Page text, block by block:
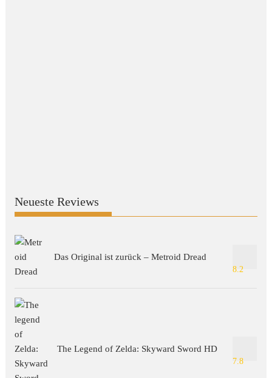
Neueste Reviews
Das Original ist zurück – Metroid Dread
8.2
The Legend of Zelda: Skyward Sword HD
7.8